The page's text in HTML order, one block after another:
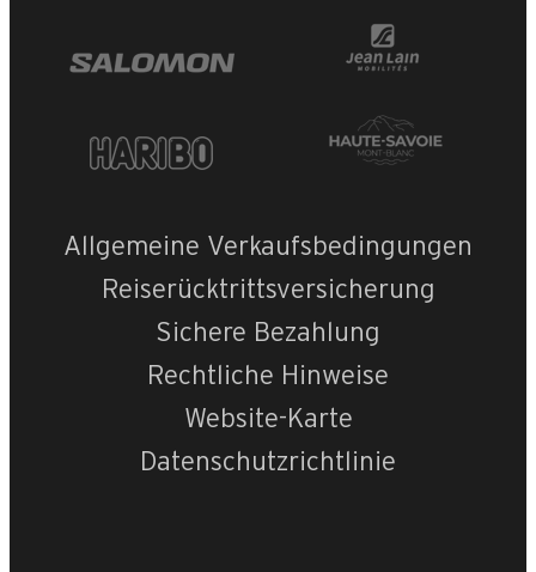
Allgemeine Verkaufsbedingungen
Reiserücktrittsversicherung
Sichere Bezahlung
Rechtliche Hinweise
Website-Karte
Datenschutzrichtlinie